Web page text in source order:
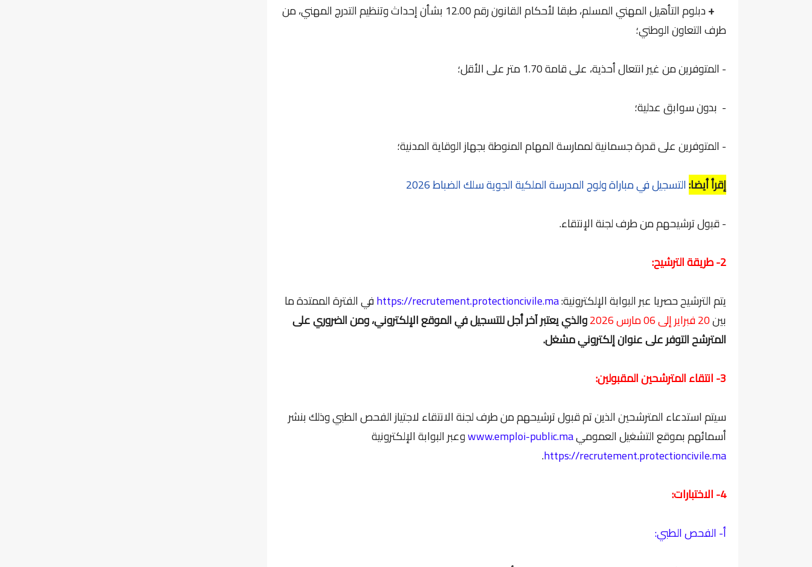
+
دبلوم التأهيل المهني المسلم، طبقا لأحكام القانون رقم 12.00 بشأن إحداث وتنظيم التدرج المهني، من
طرف التعاون الوطني؛
- المتوفرين من غير انتعال أحذية، على قامة 1.70 متر على الأقل؛
- بدون سوابق عدلية؛
- المتوفرين على قدرة جسمانية لممارسة المهام المنوطة بجهاز الوقاية المدنية؛
إقرأ أيضا:التسجيل في مباراة ولوج المدرسة الملكية الجوية سلك الضباط 2026
- قبول ترشيحهم من طرف لجنة الإنتقاء.
2- طريقة الترشيح:
يتم الترشيح حصريا عبر البوابة الإلكترونية:https://recrutement.protectioncivile.maفي الفترة الممتدة ما
بين20 فبراير إلى 06 مارس 2026
والذي يعتبر آخر أجل للتسجيل في الموقع الإلكتروني، ومن الضروري على
المترشح التوفر على عنوان إلكتروني مشغل.
3- انتقاء المترشحين المقبولين:
سيتم استدعاء المترشحين الذين تم قبول ترشيحهم من طرف لجنة الانتقاء لاجتياز الفحص الطبي وذلك بنشر
أسمائهم بموقع التشغيل العموميwww.emploi-public.maوعبر البوابة الإلكترونية
https://recrutement.protectioncivile.ma
.
4- الاختبارات:
أ- الفحص الطبي: